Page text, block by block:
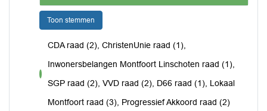
Toon stemmen
voor
CDA raad (2), ChristenUnie raad (1),
Inwonersbelangen Montfoort Linschoten raad (1),
SGP raad (2), VVD raad (2), D66 raad (1), Lokaal
Montfoort raad (3), Progressief Akkoord raad (2)